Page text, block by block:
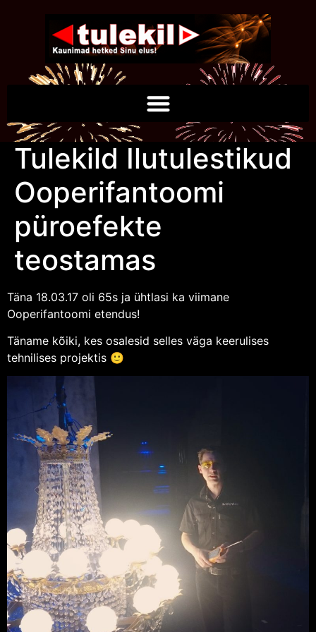
Tulekild Ilutulestikud
Ooperifantoomi
püroefekte
teostamas
Täna 18.03.17 oli 65s ja ühtlasi ka viimane
Ooperifantoomi etendus!
Täname kõiki, kes osalesid selles väga keerulises
tehnilises projektis 🙂